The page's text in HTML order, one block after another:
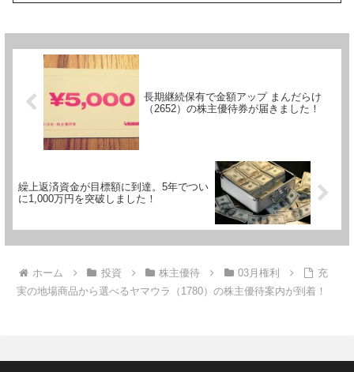
長期継続保有で金額アップ まんだらけ
（2652）の株主優待券が届きました！
繰上返済資金が目標額に到達。5年でつい
に1,000万円を突破しました！
ホーム 投資 株主優待 03月権利
充
実の地場商品から選べるヤマウラ（1780）の株主優待案内が到着！